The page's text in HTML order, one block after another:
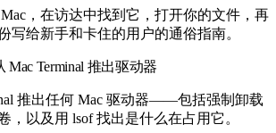
，在访达中找到它，打开你的文件，再
写给新手和卡住的用户的通俗指南。
Mac Terminal 推出驱动器
推出任何 Mac 驱动器——包括强制卸载
，以及用 lsof 找出是什么在占用它。